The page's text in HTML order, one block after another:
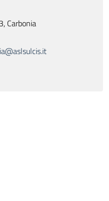
Carbonia